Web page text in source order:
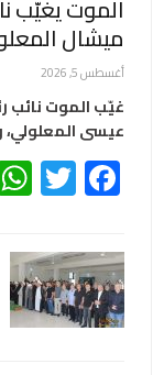
الموت يغيّب
ميشال
أغسطس 5, 2026
غيّب الموت
عيسى